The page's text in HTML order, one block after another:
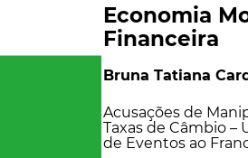
Economia
Financeira
Bruna Tatiana
Acusações de
Taxas de Câmbio –
de Eventos ao